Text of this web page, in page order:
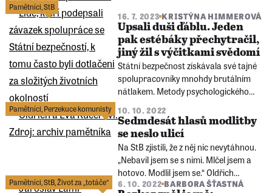
Pamětníci,StB
16. 7. 2023 KRISTÝNA HIMMEROVÁ
Upsali duši ďáblu. Jeden
pak estébáky přechytračil,
jiný žil s výčitkami svědomí
Státní bezpečnost získávala své tajné
spolupracovníky mnohdy brutálním
nátlakem. Metody psychologického
žilo nedobrovolným agentům? A co
jste mohli dělat, když už vás StB k
podpisu dotlačila?
Pamětníci,Perzekuce komunisty 10. 10. 2022
Sedmdesát hlasů modlitby
se neslo ulicí
Na StB zjistili, že z něj nic nevytáhnou.
„Nebavil jsem se s nimi. Mlčel jsem a
hotovo. Modlil jsem se.“ Oldřich
Kučera byl nepřátelská osoba III.
Pamětníci,StB,Život za „totáče“ 6. 10. 2022 BARBORA ŠŤASTNÁ